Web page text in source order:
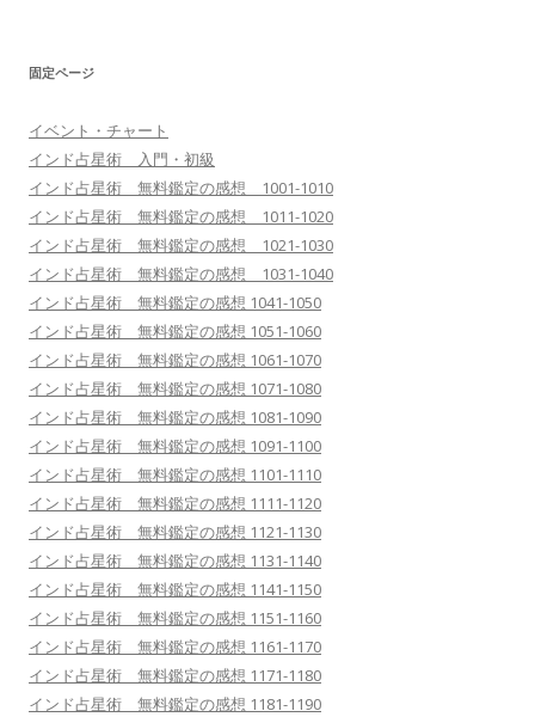
固定ページ
イベント・チャート
インド占星術 入門・初級
インド占星術 無料鑑定の感想 1001-1010
インド占星術 無料鑑定の感想 1011-1020
インド占星術 無料鑑定の感想 1021-1030
インド占星術 無料鑑定の感想 1031-1040
インド占星術 無料鑑定の感想 1041-1050
インド占星術 無料鑑定の感想 1051-1060
インド占星術 無料鑑定の感想 1061-1070
インド占星術 無料鑑定の感想 1071-1080
インド占星術 無料鑑定の感想 1081-1090
インド占星術 無料鑑定の感想 1091-1100
インド占星術 無料鑑定の感想 1101-1110
インド占星術 無料鑑定の感想 1111-1120
インド占星術 無料鑑定の感想 1121-1130
インド占星術 無料鑑定の感想 1131-1140
インド占星術 無料鑑定の感想 1141-1150
インド占星術 無料鑑定の感想 1151-1160
インド占星術 無料鑑定の感想 1161-1170
インド占星術 無料鑑定の感想 1171-1180
インド占星術 無料鑑定の感想 1181-1190